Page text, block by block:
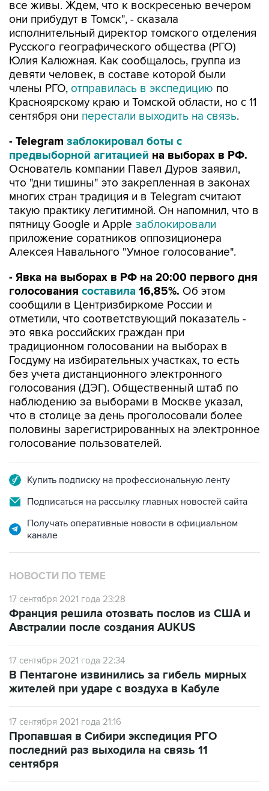
все живы. Ждем, что к воскресенью вечером
они прибудут в Томск", - сказала
исполнительный директор томского отделения
Русского географического общества (РГО)
Юлия Калюжная. Как сообщалось, группа из
девяти человек, в составе которой были
члены РГО, отправилась в экспедицию по
Красноярскому краю и Томской области, но с 11
сентября они перестали выходить на связь.
- Telegram заблокировал боты с
предвыборной агитацией на выборах в РФ.
Основатель компании Павел Дуров заявил,
что "дни тишины" это закрепленная в законах
многих стран традиция и в Telegram считают
такую практику легитимной. Он напомнил, что в
пятницу Google и Apple заблокировали
приложение соратников оппозиционера
Алексея Навального "Умное голосование".
- Явка на выборах в РФ на 20:00 первого дня
голосования составила 16,85%. Об этом
сообщили в Центризбиркоме России и
отметили, что соответствующий показатель -
это явка российских граждан при
традиционном голосовании на выборах в
Госдуму на избирательных участках, то есть
без учета дистанционного электронного
голосования (ДЭГ). Общественный штаб по
наблюдению за выборами в Москве указал,
что в столице за день проголосовали более
половины зарегистрированных на электронное
голосование пользователей.
Купить подписку на профессиональную ленту
Подписаться на рассылку главных новостей сайта
Получать оперативные новости в официальном
канале
НОВОСТИ ПО ТЕМЕ
17 сентября 2021 года 23:28
Франция решила отозвать послов из США и
Австралии после создания AUKUS
17 сентября 2021 года 22:34
В Пентагоне извинились за гибель мирных
жителей при ударе с воздуха в Кабуле
17 сентября 2021 года 21:16
Пропавшая в Сибири экспедиция РГО
последний раз выходила на связь 11
сентября